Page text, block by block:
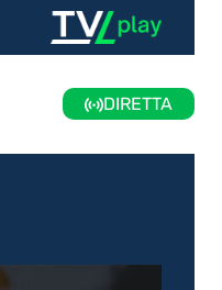
DIRETTA